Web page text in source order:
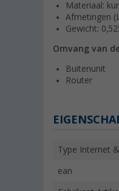
Materiaal:
Afmetingen
Gewicht:
Omvang van
Buitenunit
Router
Type Internet
ean